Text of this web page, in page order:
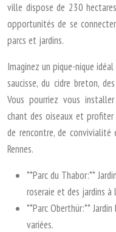
ville dispose de 230
opportunités de se
parcs et jardins.
Imaginez un pique-nique
saucisse, du cidre breton,
Vous pourriez vous
chant des oiseaux et
de rencontre, de
Rennes.
**Parc du Thabor:**
roseraie et des jardins à
**Parc Oberthür:**
variées.